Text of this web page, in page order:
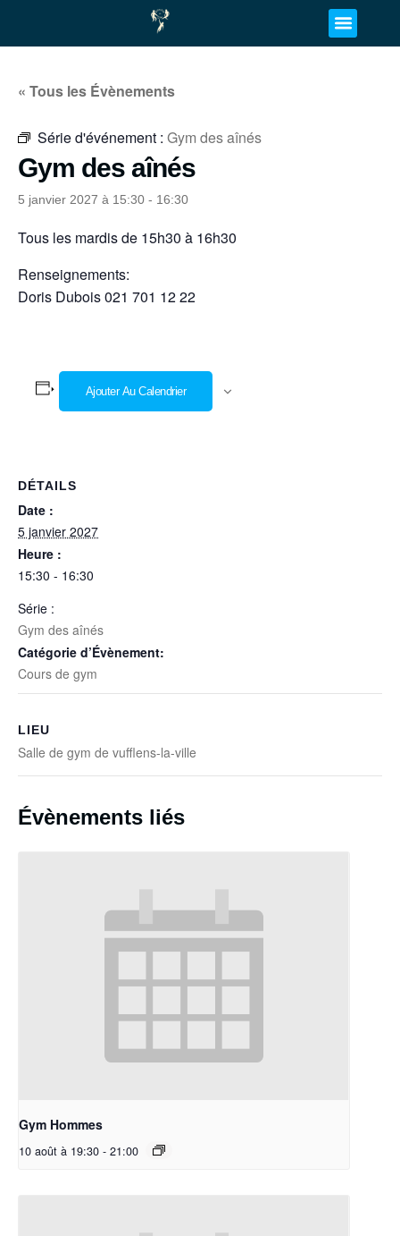
« Tous les Évènements
Série d'événement : Gym des aînés
Gym des aînés
5 janvier 2027 à 15:30 - 16:30
Tous les mardis de 15h30 à 16h30
Renseignements:
Doris Dubois 021 701 12 22
Ajouter Au Calendrier
DÉTAILS
Date :
5 janvier 2027
Heure :
15:30 - 16:30
Série :
Gym des aînés
Catégorie d’Évènement:
Cours de gym
LIEU
Salle de gym de vufflens-la-ville
Évènements liés
Gym Hommes
10 août à 19:30 - 21:00